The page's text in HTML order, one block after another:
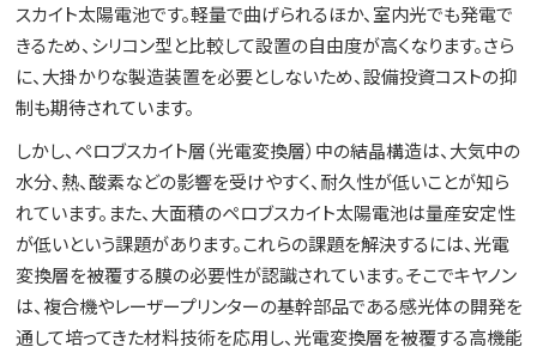
スカイト太陽電池です。軽量で曲げられるほか、室内光でも発電で
きるため、シリコン型と比較して設置の自由度が高くなります。さら
に、大掛かりな製造装置を必要としないため、設備投資コストの抑
制も期待されています。
しかし、ペロブスカイト層（光電変換層）中の結晶構造は、大気中の
水分、熱、酸素などの影響を受けやすく、耐久性が低いことが知ら
れています。また、大面積のペロブスカイト太陽電池は量産安定性
が低いという課題があります。これらの課題を解決するには、光電
変換層を被覆する膜の必要性が認識されています。そこでキヤノン
は、複合機やレーザープリンターの基幹部品である感光体の開発を
通して培ってきた材料技術を応用し、光電変換層を被覆する高機能